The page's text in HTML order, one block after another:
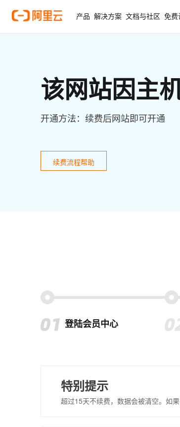
产品 解决方案 文档与社区 免费
该网站因主
开通方法：续费后网站即可开通
续费流程帮助
登陆会员中心
特别提示
超过15天不续费，数据会被清空。如